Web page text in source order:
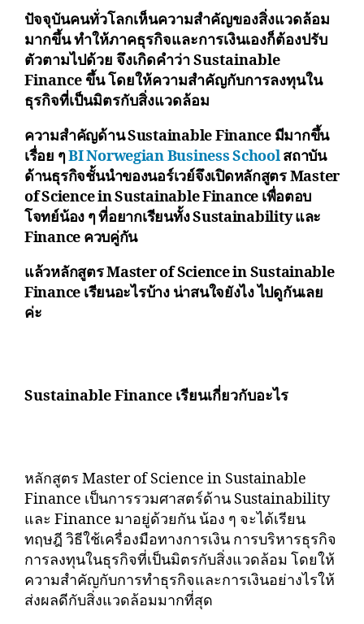
ปัจจุบันคนทั่วโลกเห็นความสำคัญของสิ่งแวดล้อม
มากขึ้น ทำให้ภาคธุรกิจและการเงินเองก็ต้องปรับ
ตัวตามไปด้วย จึงเกิดคำว่า Sustainable
Finance ขึ้น โดยให้ความสำคัญกับการลงทุนใน
ธุรกิจที่เป็นมิตรกับสิ่งแวดล้อม
ความสำคัญด้าน Sustainable Finance มีมากขึ้น
เรื่อย ๆBI Norwegian Business Schoolสถาบัน
ด้านธุรกิจชั้นนำของนอร์เวย์จึงเปิดหลักสูตร Master
of Science in Sustainable Finance เพื่อตอบ
โจทย์น้อง ๆ ที่อยากเรียนทั้ง Sustainability และ
Finance ควบคู่กัน
แล้วหลักสูตร Master of Science in Sustainable
Finance เรียนอะไรบ้าง น่าสนใจยังไง ไปดูกันเลย
ค่ะ
Sustainable Finance เรียนเกี่ยวกับอะไร
หลักสูตร Master of Science in Sustainable
Finance เป็นการรวมศาสตร์ด้าน Sustainability
และ Finance มาอยู่ด้วยกัน น้อง ๆ จะได้เรียน
ทฤษฎี วิธีใช้เครื่องมือทางการเงิน การบริหารธุรกิจ
การลงทุนในธุรกิจที่เป็นมิตรกับสิ่งแวดล้อม โดยให้
ความสำคัญกับการทำธุรกิจและการเงินอย่างไรให้
ส่งผลดีกับสิ่งแวดล้อมมากที่สุด